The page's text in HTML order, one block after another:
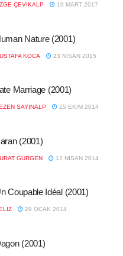
ÇEVIKALP 19 MART 2017
Nature (2001)
KOCA 23 NISAN 2015
Marriage (2001)
SAYINALP 25 EKIM 2014
(2001)
GÜRGEN 12 NISAN 2014
Coupable Idéal (2001)
29 OCAK 2014
(2001)